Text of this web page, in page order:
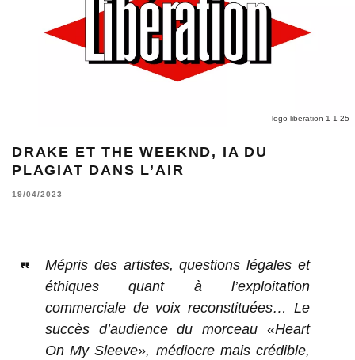
logo liberation 1 1 25
DRAKE ET THE WEEKND, IA DU
PLAGIAT DANS L’AIR
19/04/2023
Mépris des artistes, questions légales et
éthiques quant à l’exploitation
commerciale de voix reconstituées… Le
succès d’audience du morceau «Heart
On My Sleeve», médiocre mais crédible,